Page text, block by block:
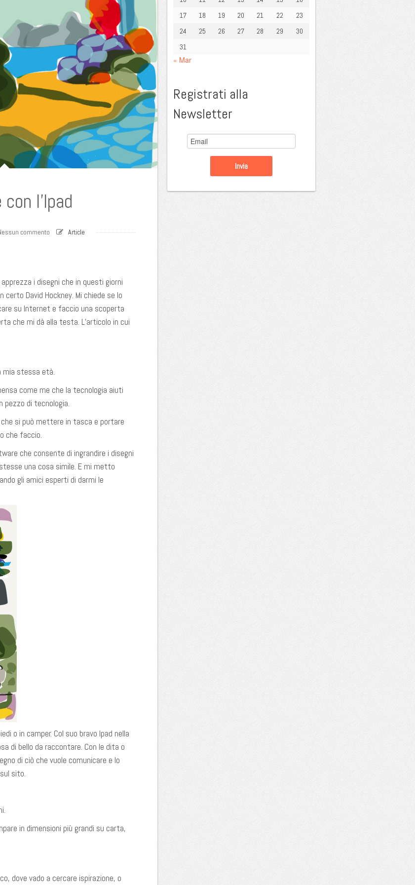
l’Ipad
commento Article
i disegni che in questi giorni
David Hockney. Mi chiede se lo
su Internet e faccio una scoperta
che mi dà alla testa. L’articolo in cui
mia stessa età.
come me che la tecnologia aiuti
pezzo di tecnologia.
che si può mettere in tasca e portare
che faccio.
che consente di ingrandire i disegni
una cosa simile. E mi metto
gli amici esperti di darmi le
o in camper. Col suo bravo Ipad nella
di bello da raccontare. Con le dita o
di ciò che vuole comunicare e lo
sito.
in dimensioni più grandi su carta,
dove vado a cercare ispirazione, o
17
18 19 20 21 22
23
24
25 26 27 28 29
30
31
« Mar
Registrati alla
Newsletter